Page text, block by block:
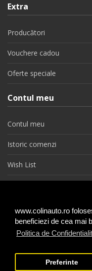
www.colinauto.ro
beneficiezi de cea mai
Politica de
Preferinte
Extra
Producători
Vouchere cadou
Oferte speciale
Contul meu
Contul meu
Istoric comenzi
Wish List